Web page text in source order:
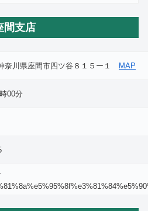
間支店
奈川県座間市四ツ谷８１５ー１ MAP
00分